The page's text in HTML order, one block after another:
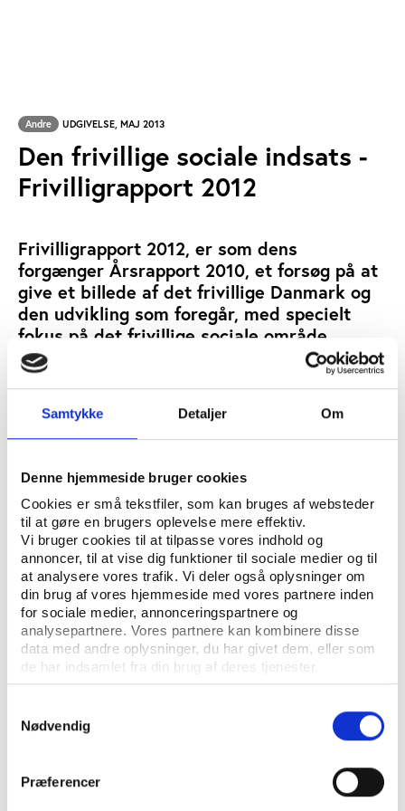
Samtykke Detaljer Om
Denne hjemmeside bruger cookies
Cookies er små tekstfiler, som kan bruges af websteder
til at gøre en brugers oplevelse mere effektiv.
Vi bruger cookies til at tilpasse vores indhold og
annoncer, til at vise dig funktioner til sociale medier og til
at analysere vores trafik. Vi deler også oplysninger om
din brug af vores hjemmeside med vores partnere inden
for sociale medier, annonceringspartnere og
analysepartnere. Vores partnere kan kombinere disse
data med andre oplysninger, du har givet dem, eller som
de har indsamlet fra din brug af deres tjenester.
Nødvendig
Præferencer
Andre UDGIVELSE, MAJ 2013
Den frivillige sociale indsats -
Frivilligrapport 2012
Frivilligrapport 2012, er som dens
forgænger Årsrapport 2010, et forsøg på at
give et billede af det frivillige Danmark og
den udvikling som foregår, med specielt
fokus på det frivillige sociale område.
NØGLEORD: FORENINGSLIV/FRIVILLIGHED
ÅBN RAPPORT
ISBN: 978-87-7546-415-9
Rapporten er udarbejdet af Center for frivilligt socialt
arbejde